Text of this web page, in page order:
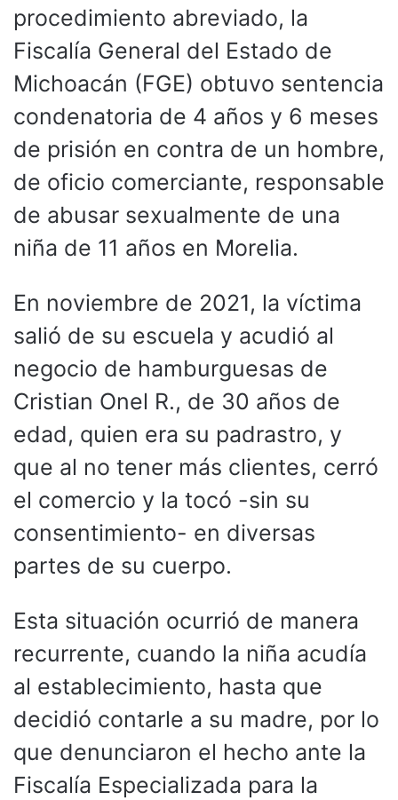
procedimiento abreviado, la
Fiscalía General del Estado de
Michoacán (FGE) obtuvo sentencia
condenatoria de 4 años y 6 meses
de prisión en contra de un hombre,
de oficio comerciante, responsable
de abusar sexualmente de una
niña de 11 años en Morelia.
En noviembre de 2021, la víctima
salió de su escuela y acudió al
negocio de hamburguesas de
Cristian Onel R., de 30 años de
edad, quien era su padrastro, y
que al no tener más clientes, cerró
el comercio y la tocó -sin su
consentimiento- en diversas
partes de su cuerpo.
Esta situación ocurrió de manera
recurrente, cuando la niña acudía
al establecimiento, hasta que
decidió contarle a su madre, por lo
que denunciaron el hecho ante la
Fiscalía Especializada para la